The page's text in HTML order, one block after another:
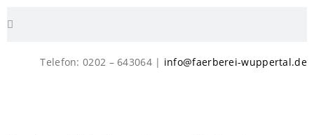
Telefon: 0202 – 643064 | info@faerberei-wuppertal.de